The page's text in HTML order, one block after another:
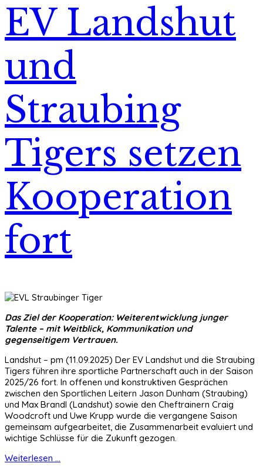
EV Landshut
und
Straubing
Tigers setzen
Kooperation
fort
Das Ziel der Kooperation: Weiterentwicklung junger
Talente – mit Weitblick, Kommunikation und
gegenseitigem Vertrauen.
Landshut – pm (11.09.2025) Der EV Landshut und die Straubing
Tigers führen ihre sportliche Partnerschaft auch in der Saison
2025/26 fort. In offenen und konstruktiven Gesprächen
zwischen den Sportlichen Leitern Jason Dunham (Straubing)
und Max Brandl (Landshut) sowie den Cheftrainern Craig
Woodcroft und Uwe Krupp wurde die vergangene Saison
gemeinsam aufgearbeitet, die Zusammenarbeit evaluiert und
wichtige Schlüsse für die Zukunft gezogen.
Weiterlesen ...